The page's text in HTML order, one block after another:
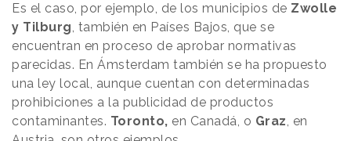
Es el caso, por ejemplo, de los municipios de Zwolle
y Tilburg, también en Países Bajos, que se
encuentran en proceso de aprobar normativas
parecidas. En Ámsterdam también se ha propuesto
una ley local, aunque cuentan con determinadas
prohibiciones a la publicidad de productos
contaminantes. Toronto, en Canadá, o Graz, en